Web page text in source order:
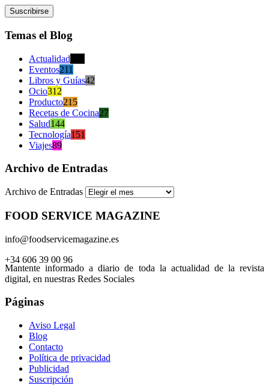
Temas el Blog
Actualidad
Eventos211
Libros y Guías42
Ocio312
Producto215
Recetas de Cocina27
Salud144
Tecnología151
Viajes89
Archivo de Entradas
Archivo de Entradas
FOOD SERVICE MAGAZINE
info@foodservicemagazine.es
+34 606 39 00 96
Mantente informado a diario de toda la actualidad de la revista
digital, en nuestras Redes Sociales
Páginas
Aviso Legal
Blog
Contacto
Política de privacidad
Publicidad
Suscripción